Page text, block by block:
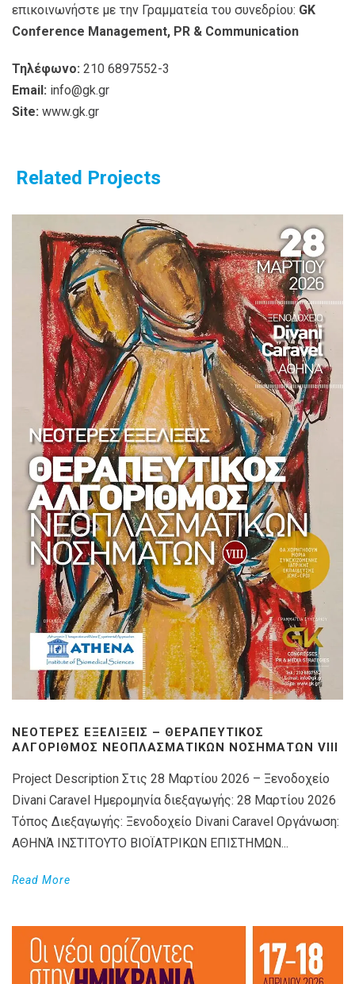
επικοινωνήστε με την Γραμματεία του συνεδρίου: GK
Conference Management, PR & Communication
Τηλέφωνο: 210 6897552-3
Email: info@gk.gr
Site: www.gk.gr
Related Projects
ΝΕΌΤΕΡΕΣ ΕΞΕΛΊΞΕΙΣ – ΘΕΡΑΠΕΥΤΙΚΌΣ
ΑΛΓΌΡΙΘΜΟΣ ΝΕΟΠΛΑΣΜΑΤΙΚΏΝ ΝΟΣΗΜΆΤΩΝ VIIΙ
Project Description Στις 28 Μαρτίου 2026 – Ξενοδοχείο
Divani Caravel Ημερομηνία διεξαγωγής: 28 Μαρτίου 2026
Τόπος Διεξαγωγής: Ξενοδοχείο Divani Caravel Οργάνωση:
ΑΘΗΝΆ ΙΝΣΤΙΤΟΥΤΟ ΒΙΟΪΑΤΡΙΚΩΝ ΕΠΙΣΤΗΜΩΝ...
Read More